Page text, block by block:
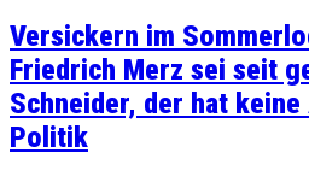
Versickern im
Friedrich Merz sei seit
Schneider, der hat keine
Politik